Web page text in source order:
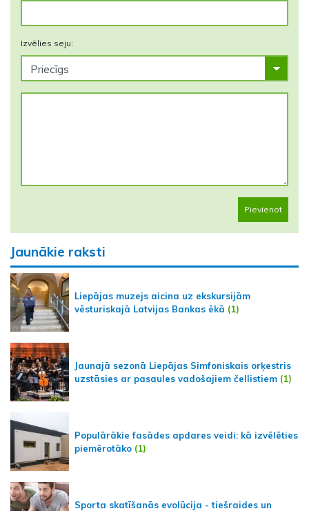
Izvēlies seju:
Pievienot
Jaunākie raksti
Liepājas muzejs aicina uz ekskursijām
vēsturiskajā Latvijas Bankas ēkā (1)
Jaunajā sezonā Liepājas Simfoniskais orķestris
uzstāsies ar pasaules vadošajiem čellistiem (1)
Populārākie fasādes apdares veidi: kā izvēlēties
piemērotāko (1)
Sporta skatīšanās evolūcija - tiešraides un